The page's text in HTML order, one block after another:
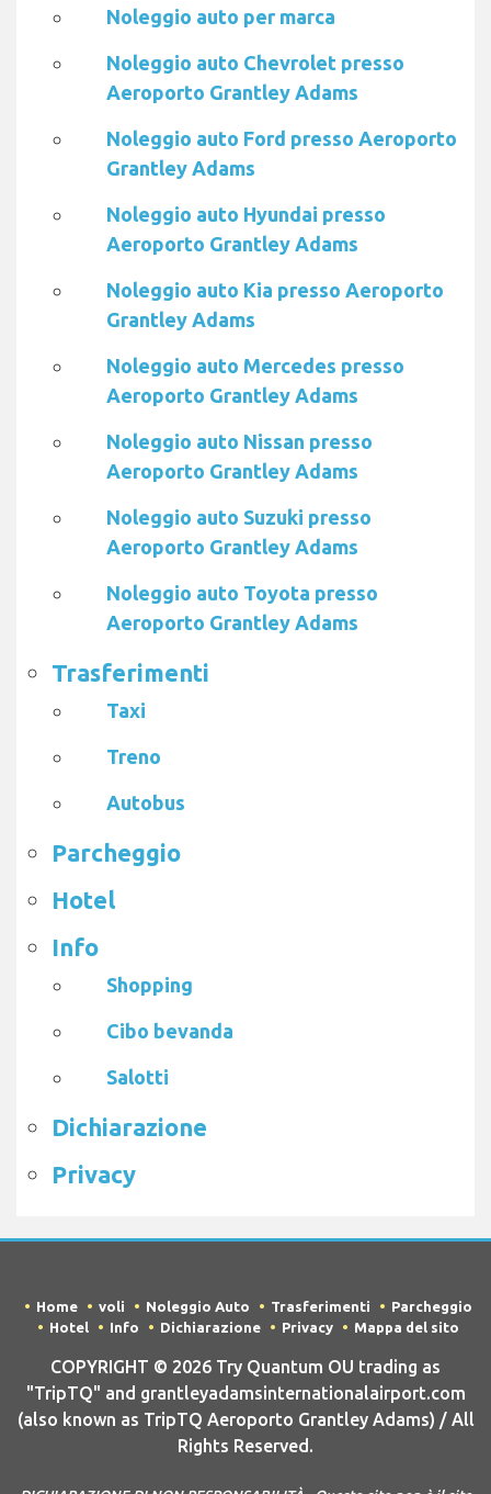
Noleggio auto per marca
Noleggio auto Chevrolet presso
Aeroporto Grantley Adams
Noleggio auto Ford presso Aeroporto
Grantley Adams
Noleggio auto Hyundai presso
Aeroporto Grantley Adams
Noleggio auto Kia presso Aeroporto
Grantley Adams
Noleggio auto Mercedes presso
Aeroporto Grantley Adams
Noleggio auto Nissan presso
Aeroporto Grantley Adams
Noleggio auto Suzuki presso
Aeroporto Grantley Adams
Noleggio auto Toyota presso
Aeroporto Grantley Adams
Trasferimenti
Taxi
Treno
Autobus
Parcheggio
Hotel
Info
Shopping
Cibo bevanda
Salotti
Dichiarazione
Privacy
Home voli Noleggio Auto Trasferimenti
Parcheggio
Hotel
Info Dichiarazione Privacy Mappa del sito
COPYRIGHT © 2026 Try Quantum OU trading as
"TripTQ" and grantleyadamsinternationalairport.com
(also known as TripTQ Aeroporto Grantley Adams) / All
Rights Reserved.